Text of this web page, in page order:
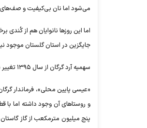
می‌شود اما نان بی‌کیفیت و صف‌های
اما این روزها نانوایان هم از
جایگزین در استان گلستان موجود
سهمیه آرد گرگان از سال ۱۳۹۵ تغییر نکرد
«عیسی پایین محلی»، فرماندار
پنج میلیون مترمکعب از گاز